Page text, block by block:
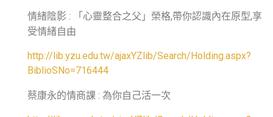
情緒陰影 : 「心靈整合之父」榮格,帶你認識內在原型,享
受情緒自由
http://lib.yzu.edu.tw/ajaxYZlib/Search/Holding.aspx?
BiblioSNo=716444
蔡康永的情商課 : 為你自己活一次